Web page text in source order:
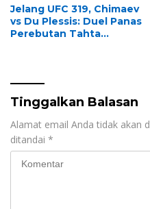
Jelang UFC 319, Chimaev
vs Du Plessis: Duel Panas
Perebutan Tahta
Tinggalkan Balasan
Alamat email Anda tidak akan
ditandai *